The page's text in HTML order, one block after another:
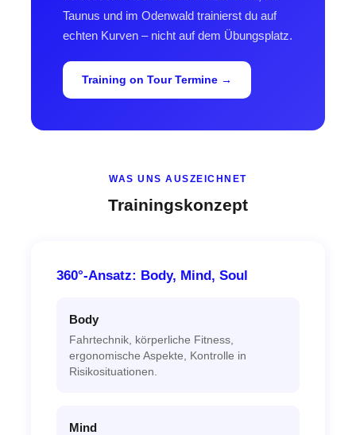
Taunus und im Odenwald trainierst du auf
echten Kurven – nicht auf dem Übungsplatz.
Training on Tour Termine →
WAS UNS AUSZEICHNET
Trainingskonzept
360°-Ansatz: Body, Mind, Soul
Body
Fahrtechnik, körperliche Fitness,
ergonomische Aspekte, Kontrolle in
Risikosituationen.
Mind